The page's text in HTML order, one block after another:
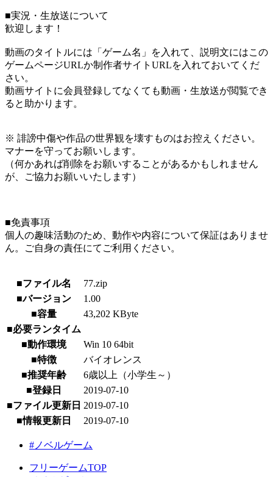
■実況・生放送について
歓迎します！
動画のタイトルには「ゲーム名」を入れて、説明文にはこの
ゲームページURLか制作者サイトURLを入れておいてくだ
さい。
動画サイトに会員登録してなくても動画・生放送が閲覧でき
ると助かります。
※ 誹謗中傷や作品の世界観を壊すものはお控えください。
マナーを守ってお願いします。
（何かあれば削除をお願いすることがあるかもしれません
が、ご協力お願いいたします）
■免責事項
個人の趣味活動のため、動作や内容について保証はありませ
ん。ご自身の責任にてご利用ください。
■ファイル名
77.zip
■バージョン
1.00
■容量
43,202 KByte
■必要ランタイム
■動作環境
Win 10 64bit
■特徴
バイオレンス
■推奨年齢
6歳以上（小学生～）
■登録日
2019-07-10
■ファイル更新日 2019-07-10
■情報更新日
2019-07-10
#ノベルゲーム
フリーゲームTOP